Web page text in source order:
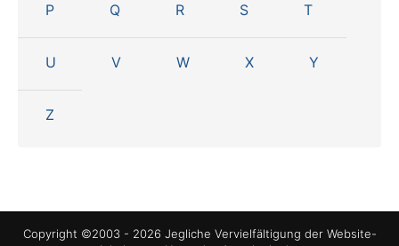
P Q R S T
U V W X Y
Z
Copyright ©2003 - 2026 Jegliche Vervielfältigung der Website-